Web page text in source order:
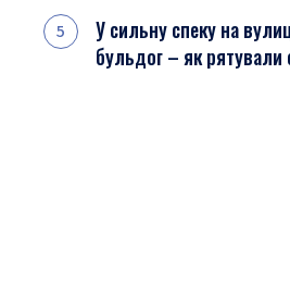
У сильну спеку на
бульдог – як рятували